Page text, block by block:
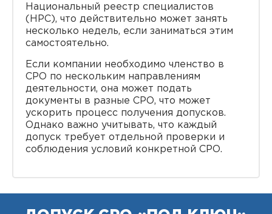
Национальный реестр специалистов
(НРС), что действительно может занять
несколько недель, если заниматься этим
самостоятельно.
Если компании необходимо членство в
СРО по нескольким направлениям
деятельности, она может подать
документы в разные СРО, что может
ускорить процесс получения допусков.
Однако важно учитывать, что каждый
допуск требует отдельной проверки и
соблюдения условий конкретной СРО.